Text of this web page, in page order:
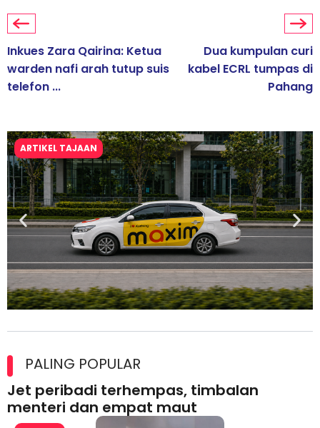
Inkues Zara Qairina: Ketua
warden nafi arah tutup suis
telefon ...
Dua kumpulan curi
kabel ECRL tumpas di
Pahang
ARTIKEL TAJAAN
lesen separuh pertama 2026
PALING POPULAR
Jet peribadi terhempas, timbalan
menteri dan empat maut